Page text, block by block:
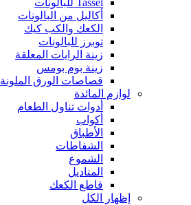
Tassel للبالونات
أكاليل من البالونات
الكعك والكب كيك
توبرز للبالونات
زينة الرايات المعلقة
زينة بوم بومس
قصاصات الورق الملونة
لوازم المائدة
أدوات تناول الطعام
أكواب
الأطباق
الشفاطات
الشموع
المناديل
قاطع الكعك
إظهار الكل